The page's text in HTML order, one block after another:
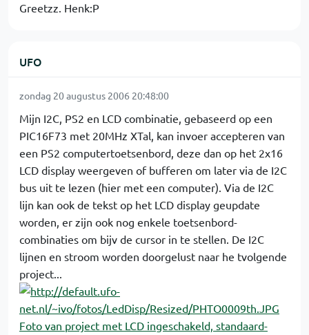
Greetzz. Henk:P
UFO
zondag 20 augustus 2006 20:48:00
Mijn I2C, PS2 en LCD combinatie, gebaseerd op een
PIC16F73 met 20MHz XTal, kan invoer accepteren van
een PS2 computertoetsenbord, deze dan op het 2x16
LCD display weergeven of bufferen om later via de I2C
bus uit te lezen (hier met een computer). Via de I2C
lijn kan ook de tekst op het LCD display geupdate
worden, er zijn ook nog enkele toetsenbord-
combinaties om bijv de cursor in te stellen. De I2C
lijnen en stroom worden doorgelust naar he tvolgende
project...
Foto van project met LCD ingeschakeld, standaard-